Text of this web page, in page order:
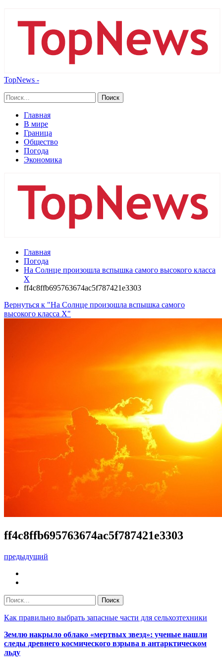
TopNews -
Главная
В мире
Граница
Общество
Погода
Экономика
Главная
Погода
На Солнце произошла вспышка самого высокого класса
Х
ff4c8ffb695763674ac5f787421e3303
Вернуться к "На Солнце произошла вспышка самого
высокого класса Х"
ff4c8ffb695763674ac5f787421e3303
предыдущий
Как правильно выбрать запасные части для сельхозтехники
Землю накрыло облако «мертвых звезд»: ученые нашли
следы древнего космического взрыва в антарктическом
льду